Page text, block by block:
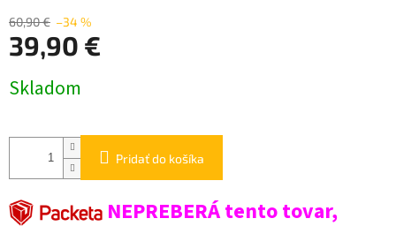
60,90 € –34 %
39,90 €
cena:
Skladom
Pridať do košíka
NEPREBERÁ tento tovar,